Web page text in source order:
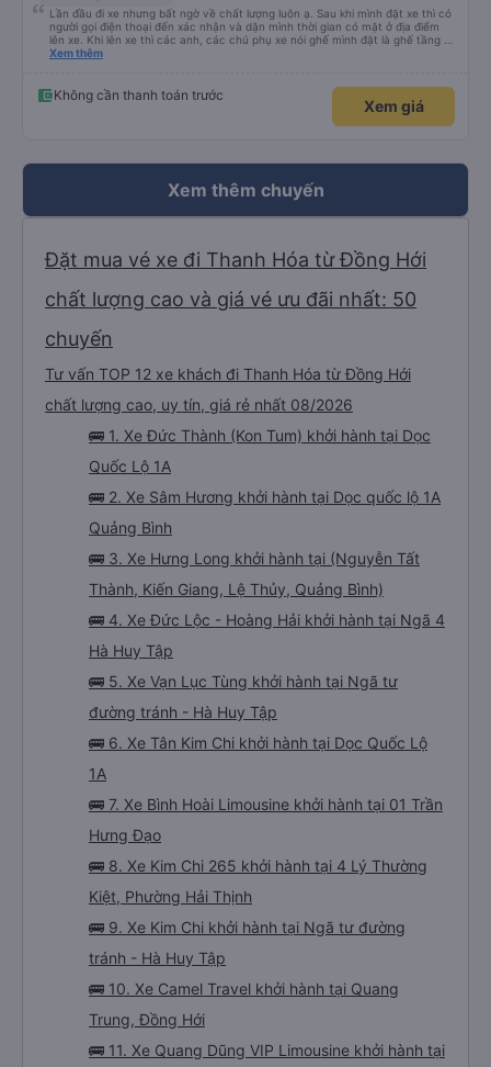
Lần đầu đi xe nhưng bất ngờ về chất lượng luôn ạ. Sau khi mình đặt xe thì có
người gọi điện thoại đến xác nhận và dặn mình thời gian có mặt ở địa điểm
lên xe. Khi lên xe thì các anh, các chú phụ xe nói ghế mình đặt là ghế tầng 2
(do mình đặt nhầm), nhưng mn vẫn cho mình nằm tầng 1. Đêm đang ngủ thì
chung thái độ và tính cách của nhân viên rất tốt, xe thì xịn, có rèm che cả 2
bên, có màn hình tivi, khăn ướt, nước khoáng, mình lên xe ngồi tẩy trang,
skin care rồi ngủ ngon lành. Đặc biệt là giường nằm cực kì dài, mình cao
vexere.com và nhà xe Sâm Hương. (Mình không phải seeding đâu nha :v)
Xem thêm
Không cần thanh toán trước
Xem giá
Xem thêm chuyến
Đặt mua vé xe đi Thanh Hóa từ Đồng Hới
chất lượng cao và giá vé ưu đãi nhất: 50
chuyến
Tư vấn TOP 12 xe khách đi Thanh Hóa từ Đồng Hới
chất lượng cao, uy tín, giá rẻ nhất 08/2026
🚌 1. Xe Đức Thành (Kon Tum) khởi hành tại Dọc
Quốc Lộ 1A
🚌 2. Xe Sâm Hương khởi hành tại Dọc quốc lộ 1A
Quảng Bình
🚌 3. Xe Hưng Long khởi hành tại (Nguyễn Tất
Thành, Kiến Giang, Lệ Thủy, Quảng Bình)
🚌 4. Xe Đức Lộc - Hoàng Hải khởi hành tại Ngã 4
Hà Huy Tập
🚌 5. Xe Vạn Lục Tùng khởi hành tại Ngã tư
đường tránh - Hà Huy Tập
🚌 6. Xe Tân Kim Chi khởi hành tại Dọc Quốc Lộ
1A
🚌 7. Xe Bình Hoài Limousine khởi hành tại 01 Trần
Hưng Đạo
🚌 8. Xe Kim Chi 265 khởi hành tại 4 Lý Thường
Kiệt, Phường Hải Thịnh
🚌 9. Xe Kim Chi khởi hành tại Ngã tư đường
tránh - Hà Huy Tập
🚌 10. Xe Camel Travel khởi hành tại Quang
Trung, Đồng Hới
🚌 11. Xe Quang Dũng VIP Limousine khởi hành tại